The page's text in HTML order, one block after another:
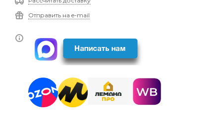
Отправить на e-mail